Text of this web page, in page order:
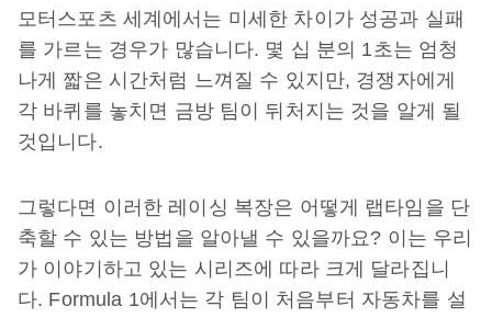
모터스포츠 세계에서는 미세한 차이가 성공과 실패
를 가르는 경우가 많습니다. 몇 십 분의 1초는 엄청
나게 짧은 시간처럼 느껴질 수 있지만, 경쟁자에게
각 바퀴를 놓치면 금방 팀이 뒤처지는 것을 알게 될
것입니다.
그렇다면 이러한 레이싱 복장은 어떻게 랩타임을 단
축할 수 있는 방법을 알아낼 수 있을까요? 이는 우리
가 이야기하고 있는 시리즈에 따라 크게 달라집니
다. Formula 1에서는 각 팀이 처음부터 자동차를 설